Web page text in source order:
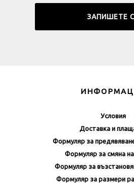
Условия
Доставка и
Формуляр за
Формуляр за смяна
Формуляр за
Формуляр за размери